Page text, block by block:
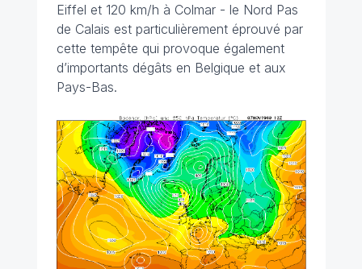
Eiffel et 120 km/h à Colmar - le Nord Pas
de Calais est particulièrement éprouvé par
cette tempête qui provoque également
d’importants dégâts en Belgique et aux
Pays-Bas.